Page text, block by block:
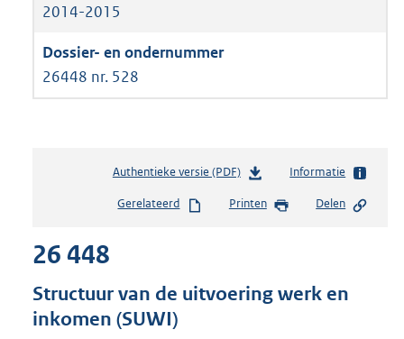
2014-2015
26448 nr. 528
Authentieke versie (PDF)b
s
d
s
Informatie
Gerelateerd Printen Delen
26 448
Structuur van de uitvoering werk en
inkomen (SUWI)